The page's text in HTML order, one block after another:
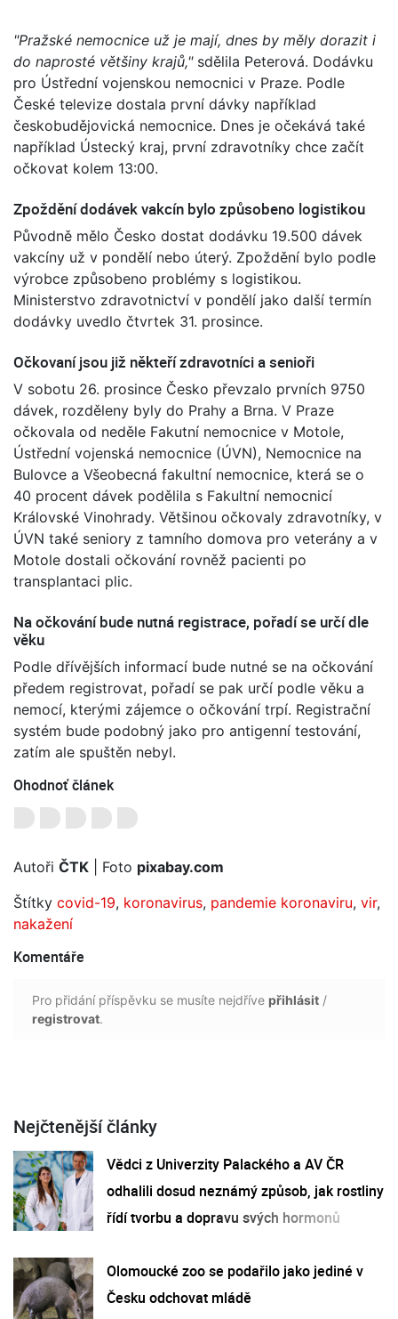
"Pražské nemocnice už je mají, dnes by měly dorazit i
do naprosté většiny krajů," sdělila Peterová. Dodávku
pro Ústřední vojenskou nemocnici v Praze. Podle
České televize dostala první dávky například
českobudějovická nemocnice. Dnes je očekává také
například Ústecký kraj, první zdravotníky chce začít
očkovat kolem 13:00.
Zpoždění dodávek vakcín bylo způsobeno logistikou
Původně mělo Česko dostat dodávku 19.500 dávek
vakcíny už v pondělí nebo úterý. Zpoždění bylo podle
výrobce způsobeno problémy s logistikou.
Ministerstvo zdravotnictví v pondělí jako další termín
dodávky uvedlo čtvrtek 31. prosince.
Očkovaní jsou již někteří zdravotníci a senioři
V sobotu 26. prosince Česko převzalo prvních 9750
dávek, rozděleny byly do Prahy a Brna. V Praze
očkovala od neděle Fakutní nemocnice v Motole,
Ústřední vojenská nemocnice (ÚVN), Nemocnice na
Bulovce a Všeobecná fakultní nemocnice, která se o
40 procent dávek podělila s Fakultní nemocnicí
Královské Vinohrady. Většinou očkovaly zdravotníky, v
ÚVN také seniory z tamního domova pro veterány a v
Motole dostali očkování rovněž pacienti po
transplantaci plic.
Na očkování bude nutná registrace, pořadí se určí dle
věku
Podle dřívějších informací bude nutné se na očkování
předem registrovat, pořadí se pak určí podle věku a
nemocí, kterými zájemce o očkování trpí. Registrační
systém bude podobný jako pro antigenní testování,
zatím ale spuštěn nebyl.
Ohodnoť článek
Autoři ČTK | Foto pixabay.com
Štítky covid-19, koronavirus, pandemie koronaviru, vir,
nakažení
Komentáře
Pro přidání příspěvku se musíte nejdříve přihlásit /
registrovat.
Nejčtenější články
Vědci z Univerzity Palackého a AV ČR
odhalili dosud neznámý způsob, jak rostliny
řídí tvorbu a dopravu svých hormonů
Olomoucké zoo se podařilo jako jediné v
Česku odchovat mládě